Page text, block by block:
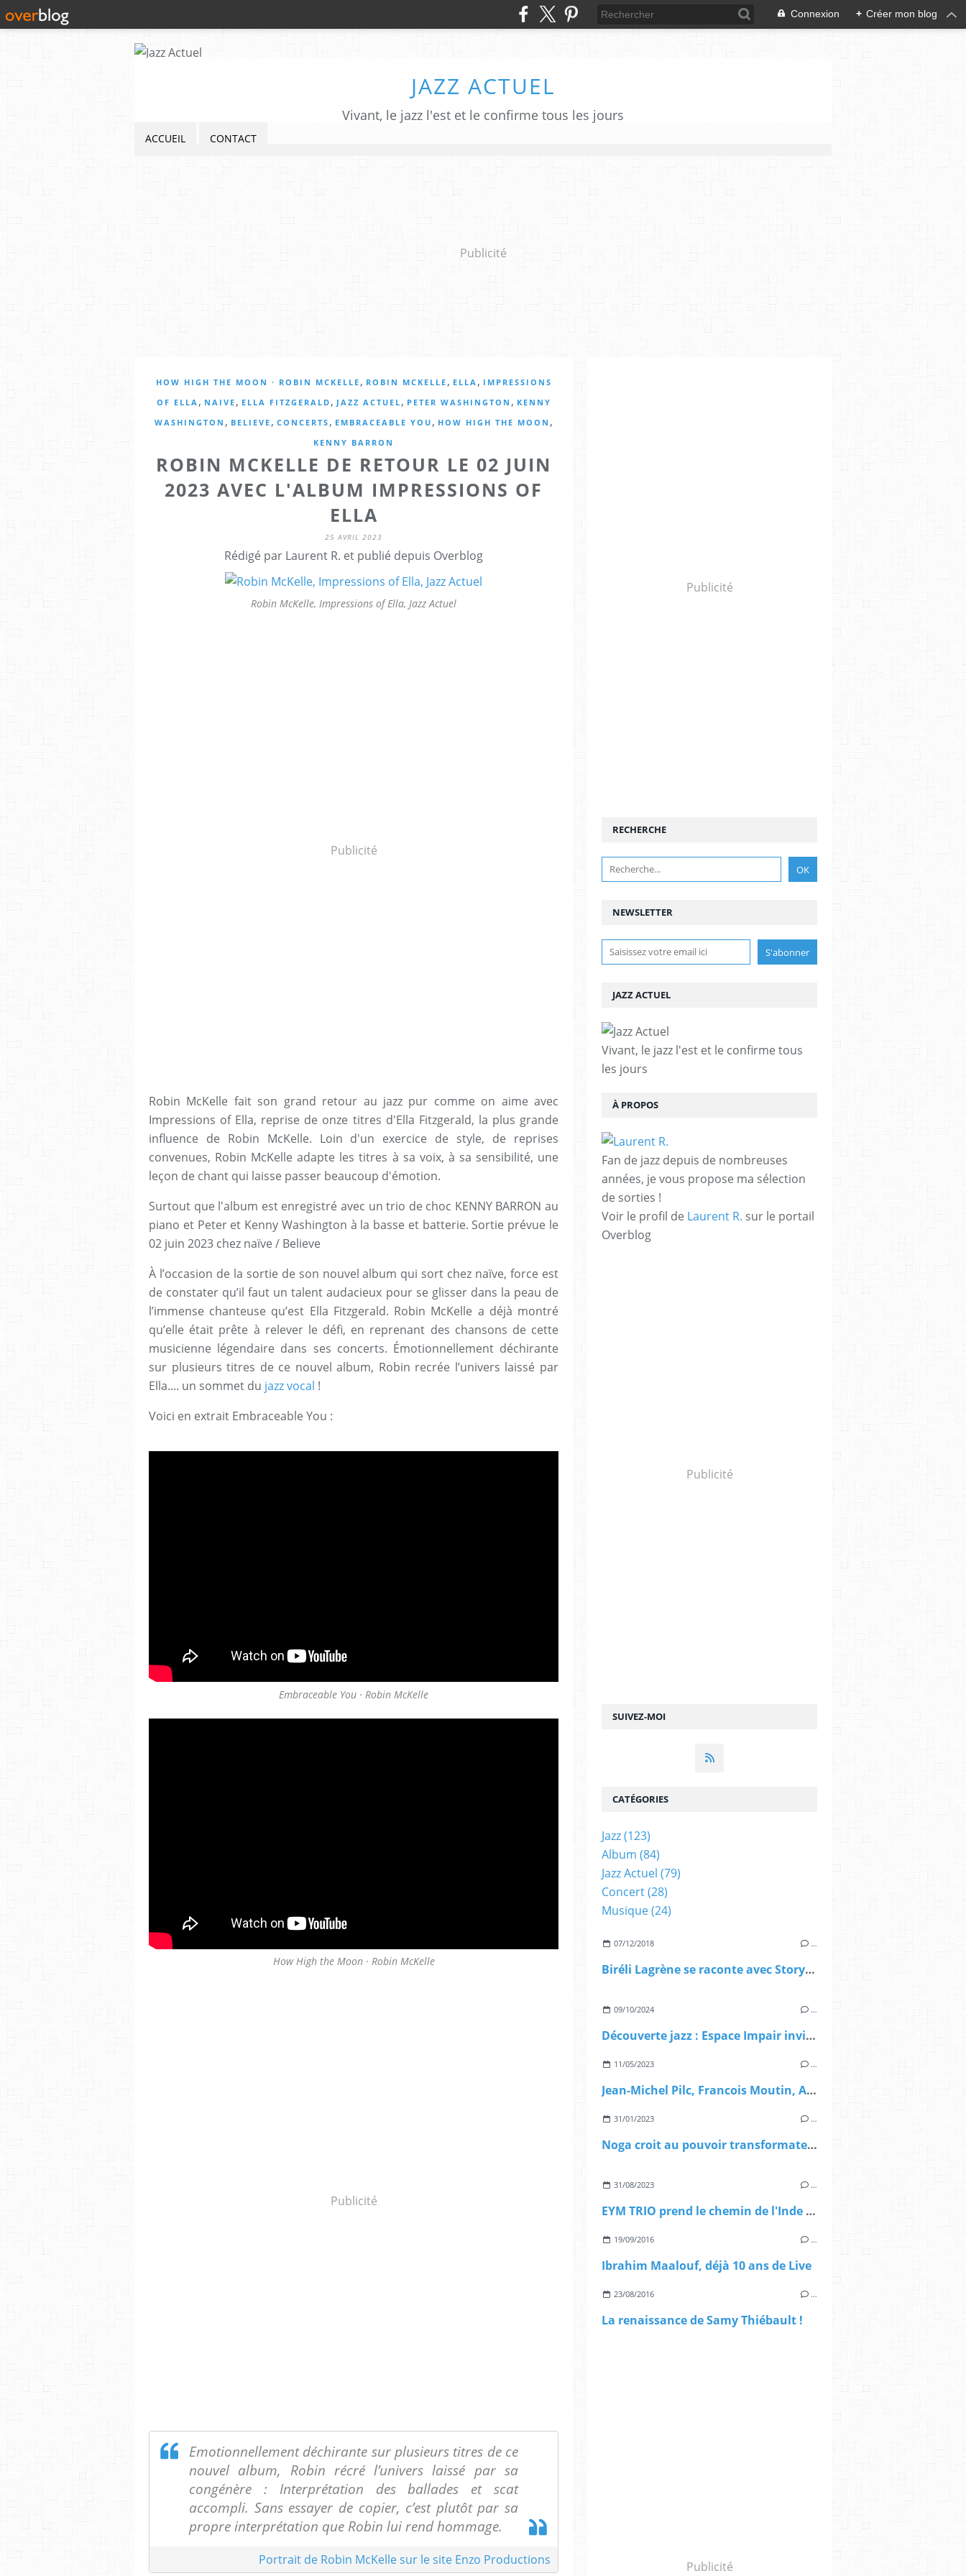
Connexion + Créer mon blog
JAZZ ACTUEL
Vivant, le jazz l'est et le confirme tous les jours
ACCUEIL CONTACT
Publicité
HOW HIGH THE MOON · ROBIN MCKELLE , ROBIN MCKELLE , ELLA , IMPRESSIONS
OF ELLA , NAIVE , ELLA FITZGERALD , JAZZ ACTUEL , PETER WASHINGTON , KENNY
WASHINGTON , BELIEVE , CONCERTS , EMBRACEABLE YOU , HOW HIGH THE MOON ,
KENNY BARRON
ROBIN MCKELLE DE RETOUR LE 02 JUIN
2023 AVEC L'ALBUM IMPRESSIONS OF
ELLA
25 AVRIL 2023
Rédigé par Laurent R. et publié depuis Overblog
Robin McKelle, Impressions of Ella, Jazz Actuel
Publicité
Robin McKelle fait son grand retour au jazz pur comme on aime avec
Impressions of Ella, reprise de onze titres d'Ella Fitzgerald, la plus grande
influence de Robin McKelle. Loin d'un exercice de style, de reprises
convenues, Robin McKelle adapte les titres à sa voix, à sa sensibilité, une
leçon de chant qui laisse passer beaucoup d'émotion.
Surtout que l'album est enregistré avec un trio de choc KENNY BARRON au
piano et Peter et Kenny Washington à la basse et batterie. Sortie prévue le
02 juin 2023 chez naïve / Believe
À l’occasion de la sortie de son nouvel album qui sort chez naïve, force est
de constater qu’il faut un talent audacieux pour se glisser dans la peau de
l’immense chanteuse qu’est Ella Fitzgerald. Robin McKelle a déjà montré
qu’elle était prête à relever le défi, en reprenant des chansons de cette
musicienne légendaire dans ses concerts. Émotionnellement déchirante
sur plusieurs titres de ce nouvel album, Robin recrée l’univers laissé par
Ella.... un sommet du jazz vocal !
Voici en extrait Embraceable You :
Embraceable You · Robin McKelle
How High the Moon · Robin McKelle
Publicité
Emotionnellement déchirante sur plusieurs titres de ce
nouvel album, Robin récré l’univers laissé par sa
congénère : Interprétation des ballades et scat
accompli. Sans essayer de copier, c’est plutôt par sa
propre interprétation que Robin lui rend hommage.
Portrait de Robin McKelle sur le site Enzo Productions
Publicité
NEWSLETTER
SUIVEZ-MOI
RECHERCHE
JAZZ ACTUEL
Vivant, le jazz l'est et le confirme tous
les jours
À PROPOS
Fan de jazz depuis de nombreuses
années, je vous propose ma sélection
de sorties !
Voir le profil de Laurent R. sur le portail
Overblog
Publicité
07/12/2018 …
Biréli Lagrène se raconte avec Storyteller
09/10/2024 …
Découverte jazz : Espace Impair invite à une Valse en U
11/05/2023 …
Jean-Michel Pilc, Francois Moutin, Ari Hoenig se reunissent pour l'album YOU Are The Song - Jazz Actuel
31/01/2023 …
Noga croit au pouvoir transformateur de la voix avec l'album LEV
31/08/2023 …
EYM TRIO prend le chemin de l'Inde avec l'album Bangalore et en invitée Varijashree Venugopal
19/09/2016 …
Ibrahim Maalouf, déjà 10 ans de Live
23/08/2016 …
La renaissance de Samy Thiébault !
CATÉGORIES
Jazz(123)
Album (84)
Jazz Actuel (79)
Concert(28)
Musique(24)
Publicité